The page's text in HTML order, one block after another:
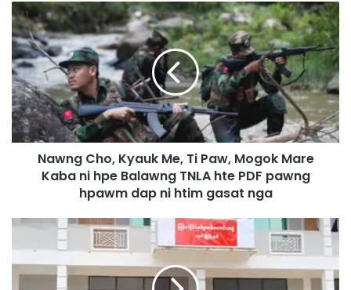
N
a
w
n
g
C
h
o
,
k
Nawng Cho, Kyauk Me, Ti Paw, Mogok Mare
Kaba ni hpe Balawng TNLA hte PDF pawng
hpawm dap ni htim gasat nga
N